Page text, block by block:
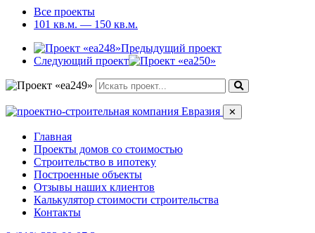
Все проекты
101 кв.м. — 150 кв.м.
Предыдущий проект
Следующий проект
✕
Главная
Проекты домов со стоимостью
Строительство в ипотеку
Построенные объекты
Отзывы наших клиентов
Калькулятор стоимости строительства
Контакты